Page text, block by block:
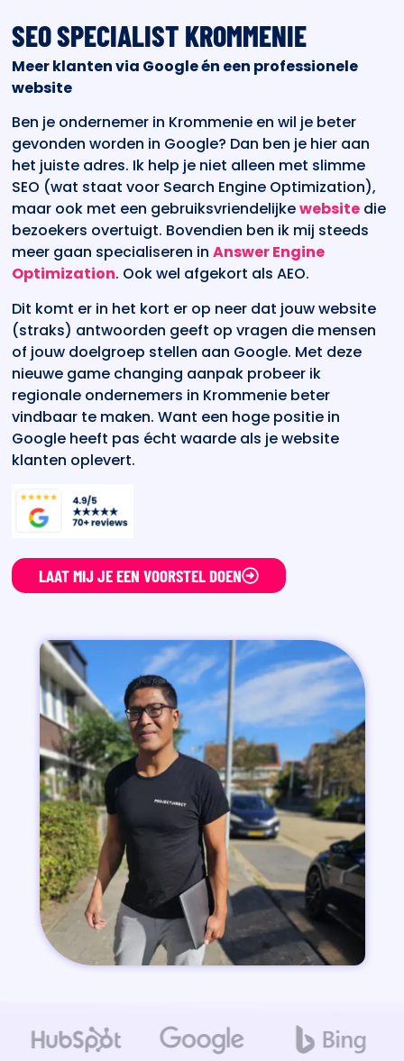
SEO SPECIALIST KROMMENIE
Meer klanten via Google én een professionele
website
Ben je ondernemer in Krommenie en wil je beter
gevonden worden in Google? Dan ben je hier aan
het juiste adres. Ik help je niet alleen met slimme
SEO (wat staat voor Search Engine Optimization),
maar ook met een gebruiksvriendelijkewebsite die
bezoekers overtuigt. Bovendien ben ik mij steeds
meer gaan specialiseren inAnswer Engine
Optimization. Ook wel afgekort als AEO.
Dit komt er in het kort er op neer dat jouw website
(straks) antwoorden geeft op vragen die mensen
of jouw doelgroep stellen aan Google. Met deze
nieuwe game changing aanpak probeer ik
regionale ondernemers in Krommenie beter
vindbaar te maken. Want een hoge positie in
Google heeft pas écht waarde als je website
klanten oplevert.
LAAT MIJ JE EEN VOORSTEL DOEN